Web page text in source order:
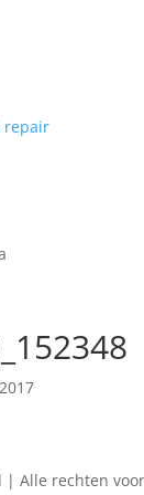
| Alle rechten